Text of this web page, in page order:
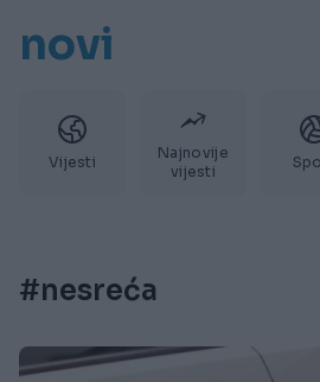
novi
Vijesti
Najnovije
vijesti
#nesreća